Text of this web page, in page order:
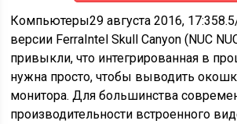
Компьютеры29 августа 2016,
версии FerraIntel Skull Canyon (NUC
привыкли, что интегрированная в
нужна просто, чтобы выводить
монитора. Для большинства
производительности встроенного